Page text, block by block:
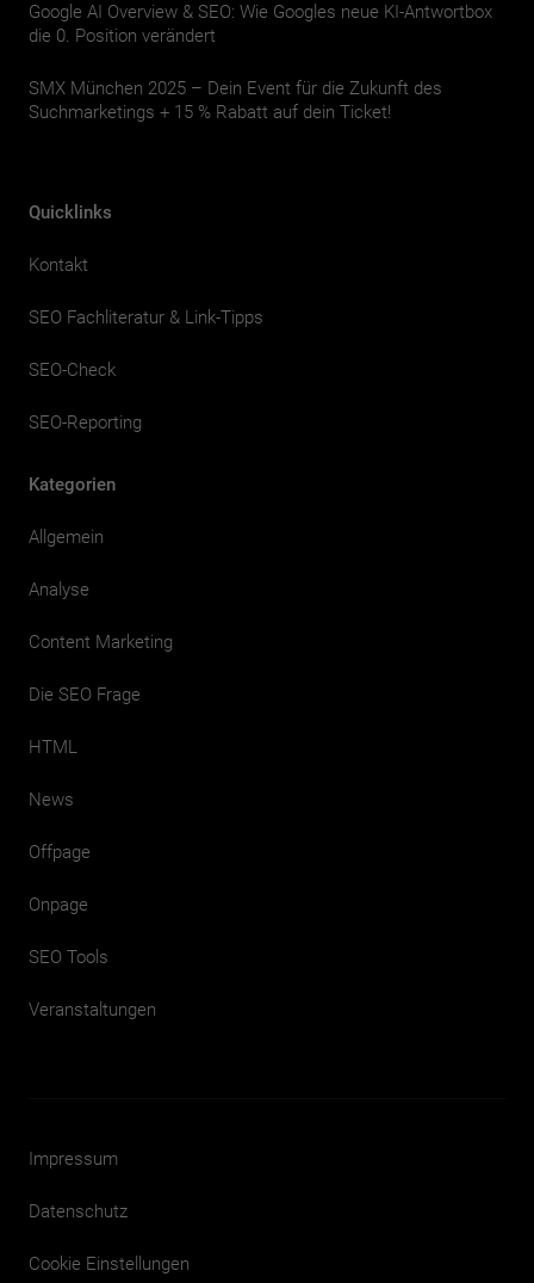
Google AI Overview & SEO: Wie Googles neue KI-Antwortbox
die 0. Position verändert
SMX München 2025 – Dein Event für die Zukunft des
Suchmarketings + 15 % Rabatt auf dein Ticket!
Quicklinks
Kontakt
SEO Fachliteratur & Link-Tipps
SEO-Check
SEO-Reporting
Kategorien
Allgemein
Analyse
Content Marketing
Die SEO Frage
HTML
News
Offpage
Onpage
SEO Tools
Veranstaltungen
Impressum
Datenschutz
Cookie Einstellungen